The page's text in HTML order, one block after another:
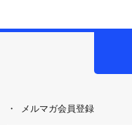
メルマガ会員登録